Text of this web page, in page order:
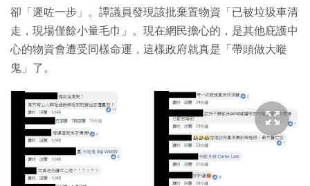
卻「遲咗一步」。譚議員發現該批棄置物資「已被垃圾車清
走，現場僅餘小量毛巾」。現在網民擔心的，是其他庇護中
心的物資會遭受同樣命運，這樣政府就真是「帶頭做大嘥
鬼」了。